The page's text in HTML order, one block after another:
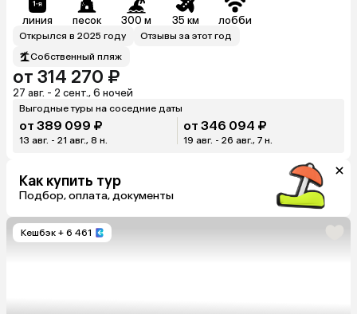
линия песок 300 м 35 км лобби
Открылся в 2025 году
Отзывы за этот год
Собственный пляж
от 314 270 ₽
27 авг. - 2 сент., 6 ночей
Выгодные туры на соседние даты
от 389 099 ₽
13 авг. - 21 авг., 8 н.
от 346 094 ₽
19 авг. - 26 авг., 7 н.
Как купить тур
Подбор, оплата, документы
Кешбэк + 6 461